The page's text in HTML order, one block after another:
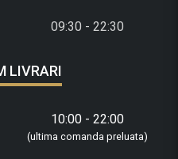
09:30 - 22:30
LIVRARI
10:00 - 22:00
(ultima comanda preluata)